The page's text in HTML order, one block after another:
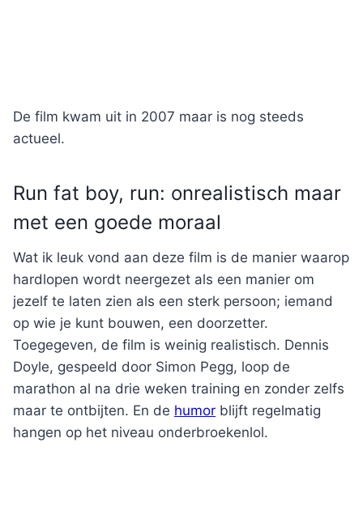
De film kwam uit in 2007 maar is nog steeds
actueel.
Run fat boy, run: onrealistisch maar
met een goede moraal
Wat ik leuk vond aan deze film is de manier waarop
hardlopen wordt neergezet als een manier om
jezelf te laten zien als een sterk persoon; iemand
op wie je kunt bouwen, een doorzetter.
Toegegeven, de film is weinig realistisch. Dennis
Doyle, gespeeld door Simon Pegg, loop de
marathon al na drie weken training en zonder zelfs
maar te ontbijten. En de humor blijft regelmatig
hangen op het niveau onderbroekenlol.